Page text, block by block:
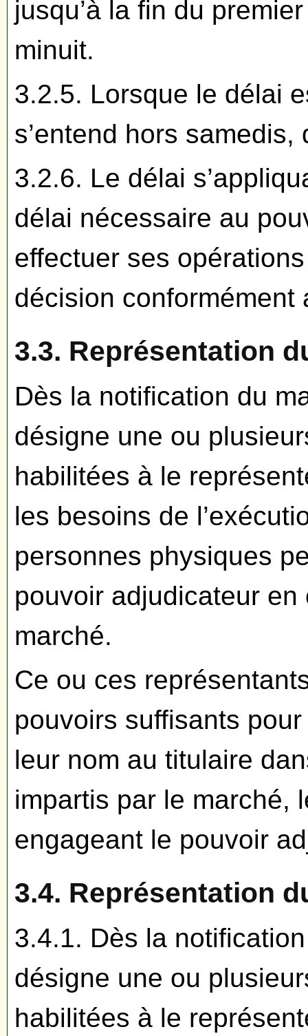
jusqu’à la fin du
minuit.
3.2.5. Lorsque le délai
s’entend hors
3.2.6. Le délai
délai nécessaire au
effectuer ses
décision conformément
3.3. Représentation
Dès la notification du
désigne une ou
habilitées à le
les besoins de
personnes physiques
pouvoir adjudicateur en
marché.
Ce ou ces
pouvoirs suffisants
leur nom au titulaire
impartis par le marché,
engageant le pouvoir
3.4. Représentation
3.4.1. Dès la
désigne une ou
habilitées à le